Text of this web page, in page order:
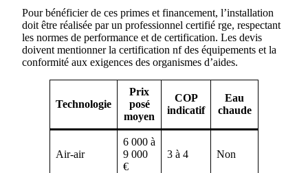
Pour bénéficier de ces primes et financement, l’installation
doit être réalisée par un professionnel certifié rge, respectant
les normes de performance et de certification. Les devis
doivent mentionner la certification nf des équipements et la
conformité aux exigences des organismes d’aides.
Technologie
Prix
posé
moyen
COP
indicatif
Eau
chaude
Air-air
6 000 à
9 000
€
3 à 4 Non